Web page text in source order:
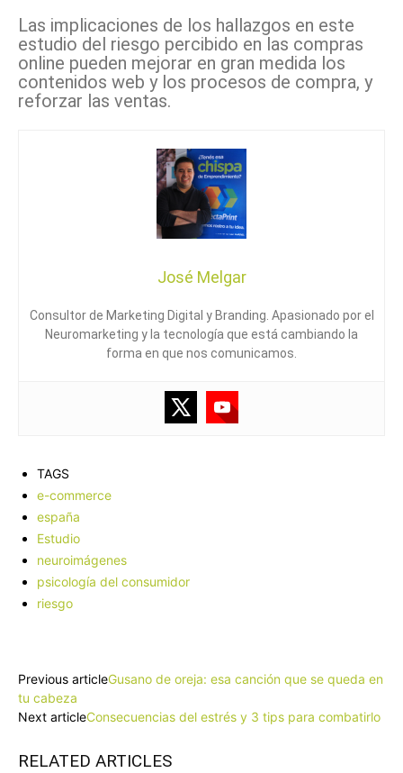
Las implicaciones de los hallazgos en este
estudio del riesgo percibido en las compras
online pueden mejorar en gran medida los
contenidos web y los procesos de compra, y
reforzar las ventas.
José Melgar
Consultor de Marketing Digital y Branding. Apasionado por el
Neuromarketing y la tecnología que está cambiando la
forma en que nos comunicamos.
TAGS
e-commerce
españa
Estudio
neuroimágenes
psicología del consumidor
riesgo
Previous articleGusano de oreja: esa canción que se queda en
tu cabeza
Next articleConsecuencias del estrés y 3 tips para combatirlo
RELATED ARTICLES